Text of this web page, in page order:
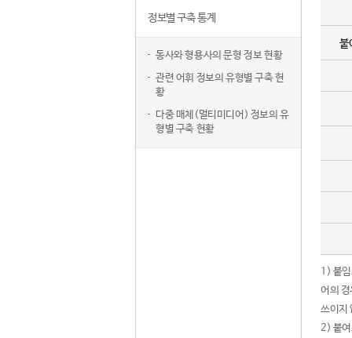
정보별 구축 통계
동사와 형용사의 문형 정보 현황
관련 어휘 정보의 유형별 구축 현
황
다중 매체(멀티미디어) 정보의 유
형별 구축 현황
붙
1) 붙
어의
쓰이지
2) 붙여